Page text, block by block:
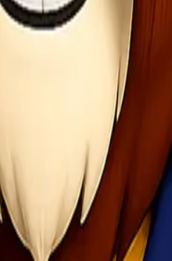
solusi pengiriman door-to-
terpencil. Dengan cakupan
tepat waktu. Apalagi di masa
untuk kebutuhan pengiriman
ekspres. Anda dapat
terapkan: